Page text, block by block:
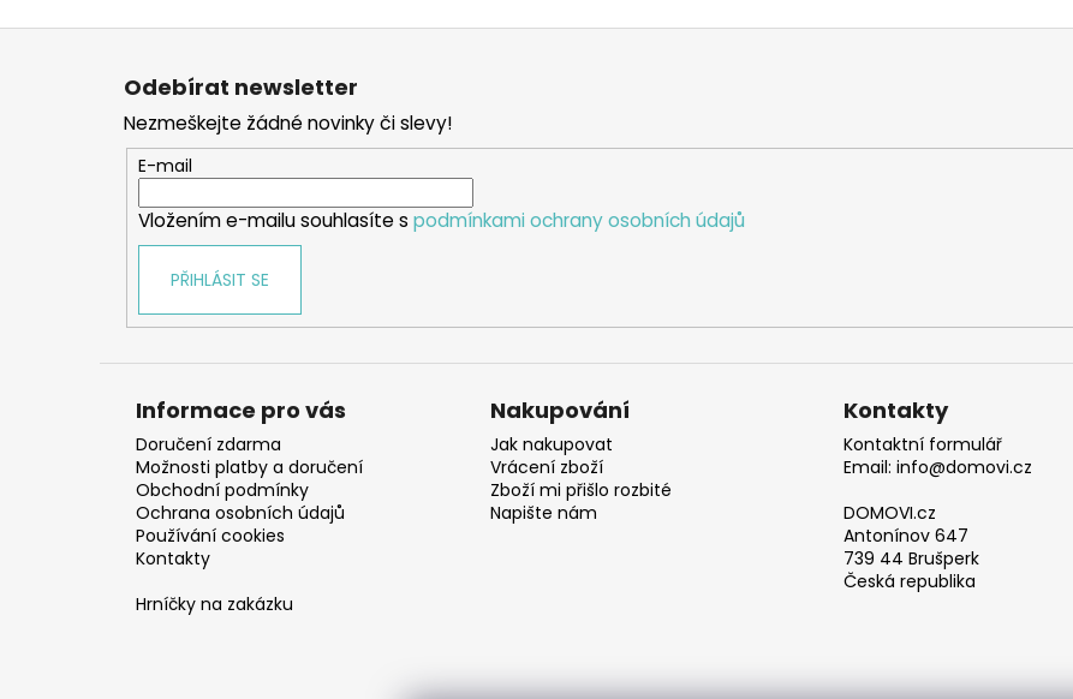
Z
Odebírat newsletter
Nezmeškejte žádné novinky či slevy!
E-mail
Vložením e-mailu souhlasíte s podmínkami ochrany osobních údajů
PŘIHLÁSIT SE
Informace pro vás
Doručení zdarma
Možnosti platby a doručení
Obchodní podmínky
Ochrana osobních údajů
Používání cookies
Kontakty
Hrníčky na zakázku
Nakupování
Jak nakupovat
Vrácení zboží
Zboží mi přišlo rozbité
Napište nám
Kontakty
Kontaktní formulář
Email: info@domovi.cz
DOMOVI.cz
Antonínov 647
739 44 Brušperk
Česká republika